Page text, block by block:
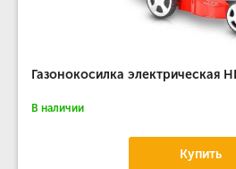
Газонокосилка электрическая
В наличии
Купить